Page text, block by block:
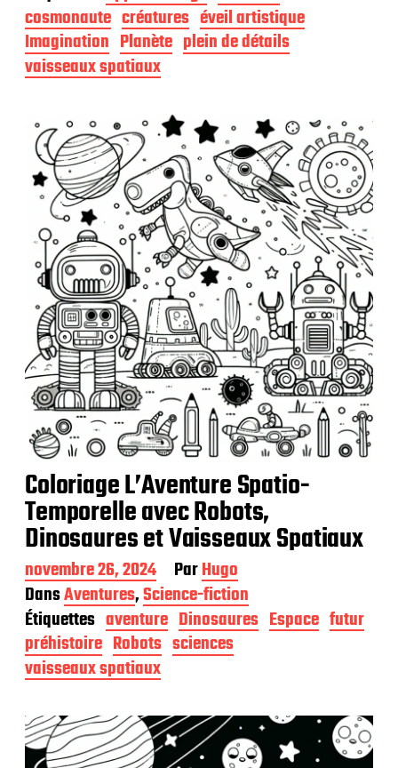
d
e
p
u
b
cosmonaute créatures éveil artistique
Imagination Planète plein de détails
vaisseaux spatiaux
Coloriage L’Aventure Spatio-
Temporelle avec Robots,
Dinosaures et Vaisseaux Spatiaux
D
a
t
e
d
e
p
b
l
i
novembre 26, 2024 ParHugo
DansAventures,Science-fiction
Étiquettes aventure Dinosaures Espace futur
préhistoire Robots sciences
vaisseaux spatiaux